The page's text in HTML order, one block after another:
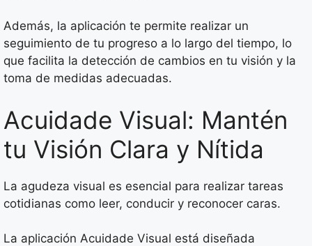
Además, la aplicación te permite realizar un
seguimiento de tu progreso a lo largo del tiempo, lo
que facilita la detección de cambios en tu visión y la
toma de medidas adecuadas.
Acuidade Visual: Mantén
tu Visión Clara y Nítida
La agudeza visual es esencial para realizar tareas
cotidianas como leer, conducir y reconocer caras.
La aplicación Acuidade Visual está diseñada